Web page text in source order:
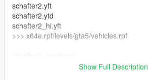
schafter2.yft
schafter2.ytd
schafter2_hi.yft
>>> x64e.rpf/levels/gta5/vehicles.rpf
>>> x64i.rpf/levels/gta5/vehicles.rpf
Show Full Description